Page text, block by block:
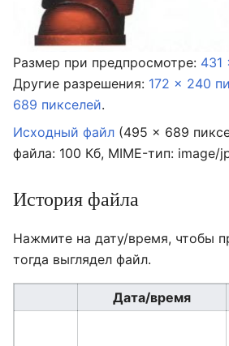
Размер при предпросмотре: 431
Другие разрешения: 172 × 240
689 пикселей.
Исходный файл (495 × 689
файла: 100 Кб, MIME-тип: image/
История файла
Нажмите на дату/время, чтобы
тогда выглядел файл.
Дата/время